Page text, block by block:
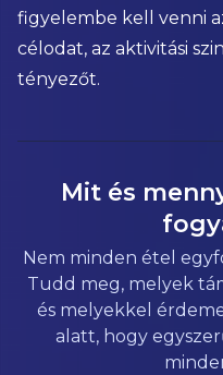
figyelembe kell venni
célodat, az aktivitási
tényezőt.
Mit és
Nem minden étel
Tudd meg, melyek
és melyekkel
alatt, hogy